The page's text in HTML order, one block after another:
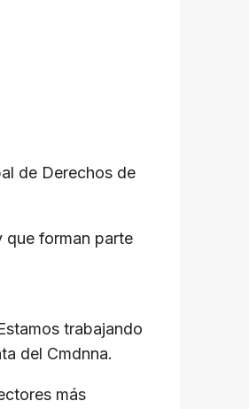
de Derechos de
que forman parte
trabajando
del Cmdnna.
más